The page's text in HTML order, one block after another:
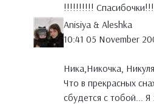
!!!!!!!!!!
Anisiya & Aleshka
10:41 05 November
Ника,Никочка,
Что в прекрасных
сбудется с тобой...